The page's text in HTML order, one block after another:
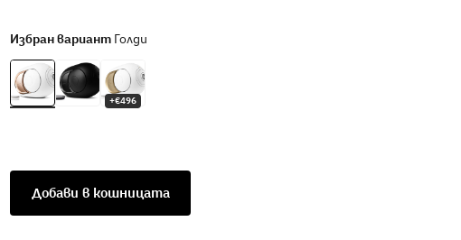
Избран вариант Голди
+€496
Добави в кошницата